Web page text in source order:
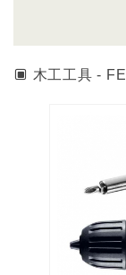
木工工具 -